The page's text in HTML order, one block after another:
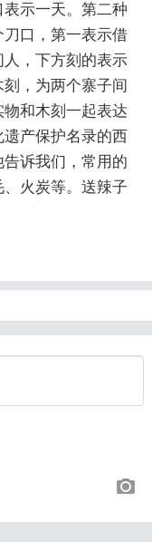
示一天。第二种
口，第一表示借
，下方刻的表示
，为两个寨子间
和木刻一起表达
产保护名录的西
诉我们，常用的
火炭等。送辣子